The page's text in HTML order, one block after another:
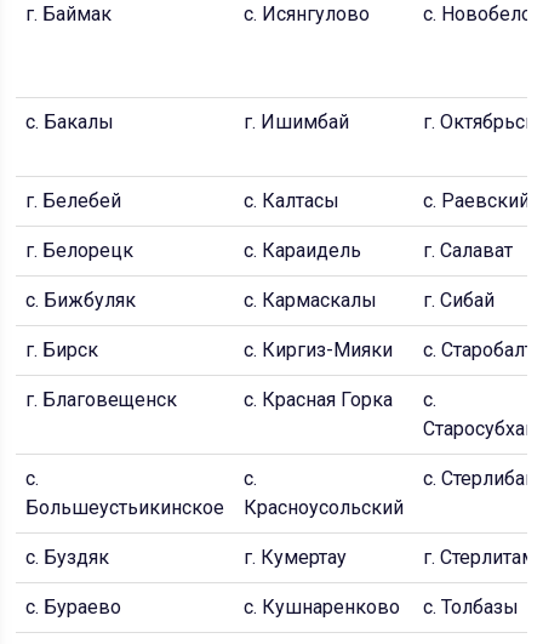
г. Баймак с. Исянгулово с.
с. Бакалы г. Ишимбай г.
г. Белебей с. Калтасы с. Раевский
г. Белорецк с. Караидель г. Салават
с. Бижбуляк с. Кармаскалы г. Сибай
г. Бирск с. Киргиз-Мияки с.
г. Благовещенск с. Красная Горка
с.
с.
Большеустьикинское
с.
Красноусольский
с.
с. Буздяк г. Кумертау г.
с. Бураево с. Кушнаренково с. Толбазы